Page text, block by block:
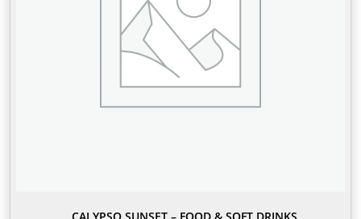
CALYPSO SUNSET – FOOD & SOFT DRINKS